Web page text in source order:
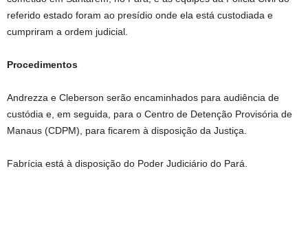
referido estado foram ao presídio onde ela está custodiada e
cumpriram a ordem judicial.
Procedimentos
Andrezza e Cleberson serão encaminhados para audiência de
custódia e, em seguida, para o Centro de Detenção Provisória de
Manaus (CDPM), para ficarem à disposição da Justiça.
Fabrícia está à disposição do Poder Judiciário do Pará.